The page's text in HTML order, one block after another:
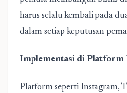
harus selalu kembali pada
dalam setiap keputusan
Implementasi di Platform
Platform seperti Instagram,